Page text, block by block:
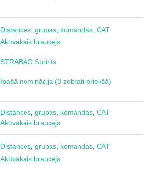
Distances grupas komandas CAT
Aktīvākais braucējs
STRABAG Sprints
Īpašā nominācija (3 zobrati priekšā)
Distances grupas komandas CAT
Aktīvākais braucējs
Distances grupas komandas CAT
Aktīvākais braucējs